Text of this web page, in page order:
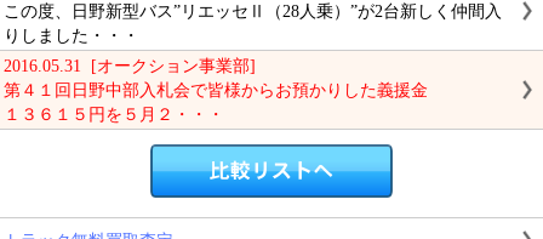
この度、日野新型バス”リエッセⅡ（28人乗）”が2台新しく仲間入
りしました・・・
2016.05.31 [オークション事業部]
第４１回日野中部入札会で皆様からお預かりした義援金
１３６１５円を５月２・・・